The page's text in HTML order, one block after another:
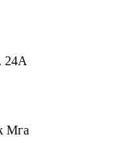
24А
Мга